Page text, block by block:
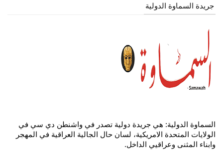
جريدة السماوة الدولية
السماوة الدولية: هي جريدة دولية تصدر في واشنطن دي سي في
الولايات المتحدة الامريكية، لسان حال الجالية العراقية في المهجر
وابناء المثنى وعراقيي الداخل.